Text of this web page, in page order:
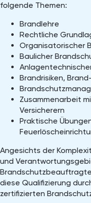
folgende Themen:
Brandlehre
Rechtliche
Organisatorischer
Baulicher
Brandrisiken,
Zusammenarbeit
Versicherern
Praktische
Angesichts der
und
diese Qualifizierung
zertifizierten